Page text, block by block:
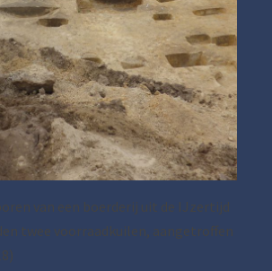
van een boerderij uit de IJzertijd
twee voorraadkuilen, aangetroffen